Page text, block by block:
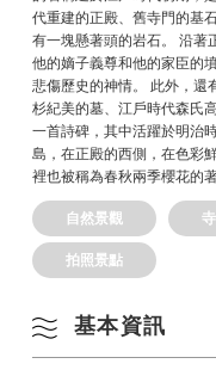
代重建的正殿、舊寺門的基
有一塊懸著頭的岩石。 沿著
他的嫡子義尊和他的家臣的
悲傷歷史的神情。 此外，還
杉紀美的墓、江戶時代森氏
一首詩碑，其中活躍於明治
島，在正殿的西側，在色彩
裡也被稱為春秋兩季櫻花的著
自然景觀
拍照景點
基本資訊